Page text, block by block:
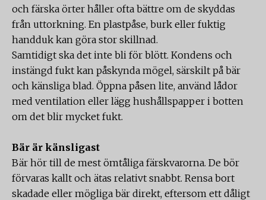
och färska örter håller ofta bättre om de skyddas
från uttorkning. En plastpåse, burk eller fuktig
handduk kan göra stor skillnad.
Samtidigt ska det inte bli för blött. Kondens och
instängd fukt kan påskynda mögel, särskilt på bär
och känsliga blad. Öppna påsen lite, använd lådor
med ventilation eller lägg hushållspapper i botten
om det blir mycket fukt.
Bär är känsligast
Bär hör till de mest ömtåliga färskvarorna. De bör
förvaras kallt och ätas relativt snabbt. Rensa bort
skadade eller mögliga bär direkt, eftersom ett dåligt